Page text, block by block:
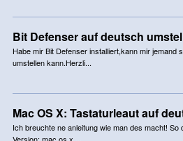
Bit Defenser auf deutsch
Habe mir Bit Defenser installiert,kann mir jemand
umstellen kann.Herzli...
Mac OS X: Tastaturleaut auf
Ich breuchte ne anleitung wie man des macht! So
Version: mac os x ...